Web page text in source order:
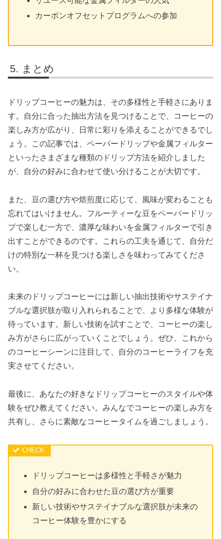
カーボンオフセットプログラムへの参加
まとめ
ドリップコーヒーの魅力は、その多様性と手軽さにありま
す。自分に合った抽出方法を見つけることで、コーヒーの
楽しみ方が広がり、日常に彩りを添えることができるでし
ょう。この記事では、ペーパードリップや金属フィルター
といったさまざまな種類のドリップ方法を紹介しました
が、自分の好みに合わせて使い分けることが大切です。
また、豆の選び方や焙煎度に応じて、風味が変わることも
忘れてはいけません。フルーティーな豆をペーパードリッ
プで楽しむ一方で、濃厚な味わいを金属フィルターで引き
出すことができるのです。これらの工夫を通じて、自分だ
けの特別な一杯を見つける楽しさを味わってみてくださ
い。
未来のドリップコーヒーには新しい抽出技術やサステイナ
ブルな選択肢が取り入れられることで、より多様な体験が
待っています。新しい技術を試すことで、コーヒーの楽し
み方がさらに広がっていくことでしょう。ぜひ、これから
のコーヒーシーンに注目して、自分のコーヒーライフを充
実させてください。
最後に、あなたの好きなドリップコーヒーのスタイルや体
験をぜひ教えてください。みんなでコーヒーの楽しみ方を
共有し、さらに素敵なコーヒータイムを過ごしましょう。
ドリップコーヒーは多様性と手軽さが魅力
自分の好みに合わせた豆の選び方が重要
新しい技術やサステイナブルな選択肢が未来の
コーヒー体験を豊かにする